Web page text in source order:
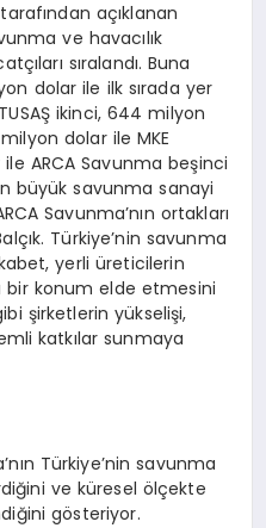
açıklanan
ve havacılık
sıralandı. Buna
dolar ile ilk sırada yer
ikinci, 644 milyon
dolar ile MKE
ARCA Savunma beşinci
büyük savunma sanayi
Savunma’nın ortakları
Türkiye’nin savunma
yerli üreticilerin
bir konum elde etmesini
şirketlerin yükselişi,
katkılar sunmaya
Türkiye’nin savunma
ve küresel ölçekte
gösteriyor.